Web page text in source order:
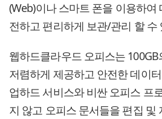
(Web)이나 스마트 폰을 이용하여
전하고 편리하게 보관/관리 할 수
웹하드클라우드 오피스는
저렴하게 제공하고 안전한 데이
업하드 서비스와 비싼 오피스 프
지 않고 오피스 문서들을 편집